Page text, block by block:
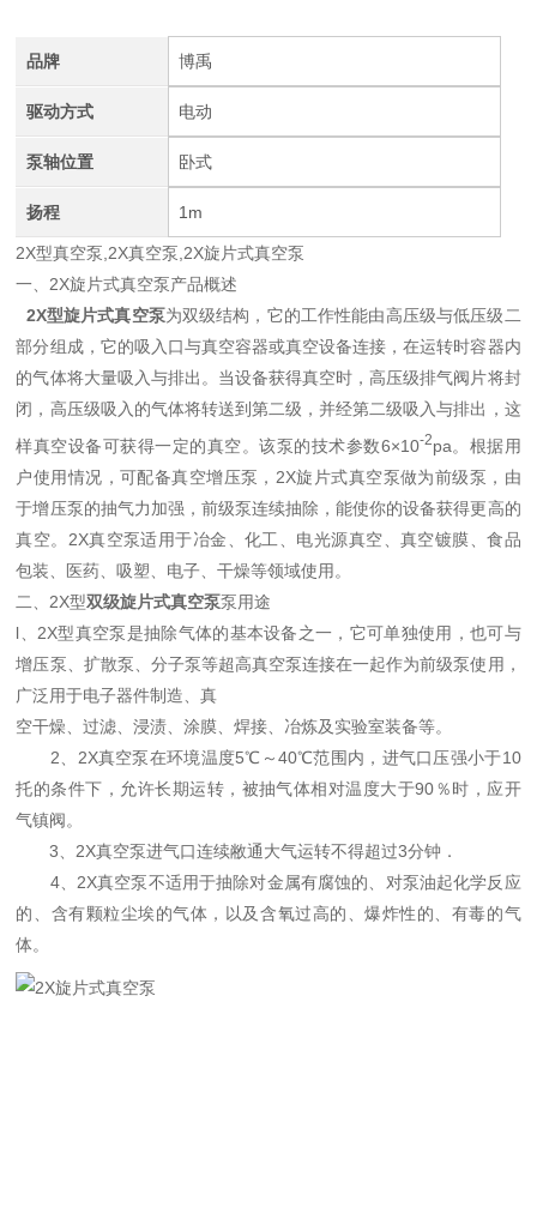
品牌 博禹
驱动方式 电动
泵轴位置 卧式
扬程 1m
2X型真空泵,2X真空泵,2X旋片式真空泵
一、2X旋片式真空泵产品概述
2X型旋片式真空泵为双级结构，它的工作性能由高压级与低压级二
部分组成，它的吸入口与真空容器或真空设备连接，在运转时容器内
的气体将大量吸入与排出。当设备获得真空时，高压级排气阀片将封
闭，高压级吸入的气体将转送到第二级，并经第二级吸入与排出，这
样真空设备可获得一定的真空。该泵的技术参数6×10-2pa。根据用
户使用情况，可配备真空增压泵，2X旋片式真空泵做为前级泵，由
于增压泵的抽气力加强，前级泵连续抽除，能使你的设备获得更高的
真空。2X真空泵适用于冶金、化工、电光源真空、真空镀膜、食品
包装、医药、吸塑、电子、干燥等领域使用。
二、2X型双级旋片式真空泵泵用途
l、2X型真空泵是抽除气体的基本设备之一，它可单独使用，也可与
增压泵、扩散泵、分子泵等超高真空泵连接在一起作为前级泵使用，
广泛用于电子器件制造、真
空干燥、过滤、浸渍、涂膜、焊接、冶炼及实验室装备等。
2、2X真空泵在环境温度5℃～40℃范围内，进气口压强小于10
托的条件下，允许长期运转，被抽气体相对温度大于90％时，应开
气镇阀。
3、2X真空泵进气口连续敝通大气运转不得超过3分钟．
4、2X真空泵不适用于抽除对金属有腐蚀的、对泵油起化学反应
的、含有颗粒尘埃的气体，以及含氧过高的、爆炸性的、有毒的气
体。